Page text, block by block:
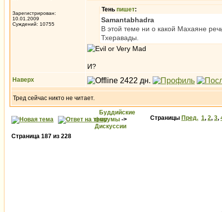
Зарегистрирован:
10.01.2009
Суждений: 10755
Тень пишет:
Samantabhadra
В этой теме ни о какой Махаяне
Тхеравады.
И?
Наверх
Тред сейчас никто не читает.
Буддийские
форумы ->
Дискуссии
Страницы Пред. 1, 2, 3,
Страница 187 из 228